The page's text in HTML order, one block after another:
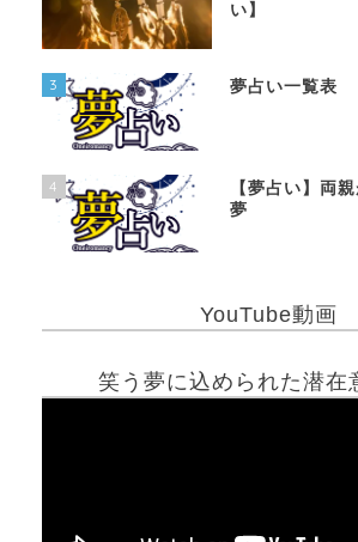
い】
3 夢占い一覧表
4
【夢占い】両
夢
YouTube動画
笑う夢に込められた潜在